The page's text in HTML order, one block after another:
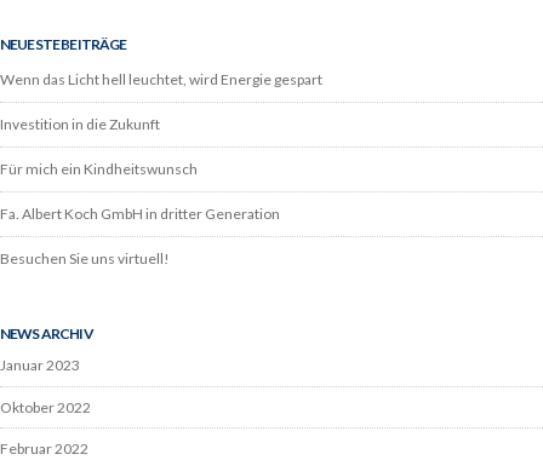
NEUESTE BEITRÄGE
Wenn das Licht hell leuchtet, wird Energie gespart
Investition in die Zukunft
Für mich ein Kindheitswunsch
Fa. Albert Koch GmbH in dritter Generation
Besuchen Sie uns virtuell!
NEWS ARCHIV
Januar 2023
Oktober 2022
Februar 2022